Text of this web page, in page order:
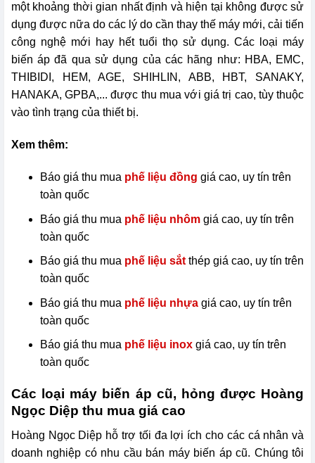
một khoảng thời gian nhất định và hiện tại không được sử
dụng được nữa do các lý do cần thay thế máy mới, cải tiến
công nghệ mới hay hết tuổi thọ sử dụng. Các loại máy
biến áp đã qua sử dụng của các hãng như: HBA, EMC,
THIBIDI, HEM, AGE, SHIHLIN, ABB, HBT, SANAKY,
HANAKA, GPBA,... được thu mua với giá trị cao, tùy thuộc
vào tình trạng của thiết bị.
Xem thêm:
Báo giá thu mua phế liệu đồng giá cao, uy tín trên
toàn quốc
Báo giá thu mua phế liệu nhômgiá cao, uy tín trên
toàn quốc
Báo giá thu mua phế liệu sắtthép giá cao, uy tín trên
toàn quốc
Báo giá thu mua phế liệu nhựagiá cao, uy tín trên
toàn quốc
Báo giá thu mua phế liệu inoxgiá cao, uy tín trên
toàn quốc
Các loại máy biến áp cũ, hỏng được Hoàng
Ngọc Diệp thu mua giá cao
Hoàng Ngọc Diệp hỗ trợ tối đa lợi ích cho các cá nhân và
doanh nghiệp có nhu cầu bán máy biến áp cũ. Chúng tôi